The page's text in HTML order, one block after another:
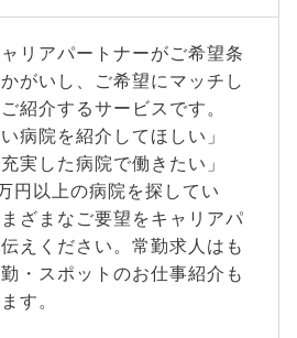
リアパートナーがご希望条
がいし、ご希望にマッチし
紹介するサービスです。
病院を紹介してほしい」
実した病院で働きたい」
円以上の病院を探してい
ざまなご要望をキャリアパ
えください。常勤求人はも
・スポットのお仕事紹介も
す。